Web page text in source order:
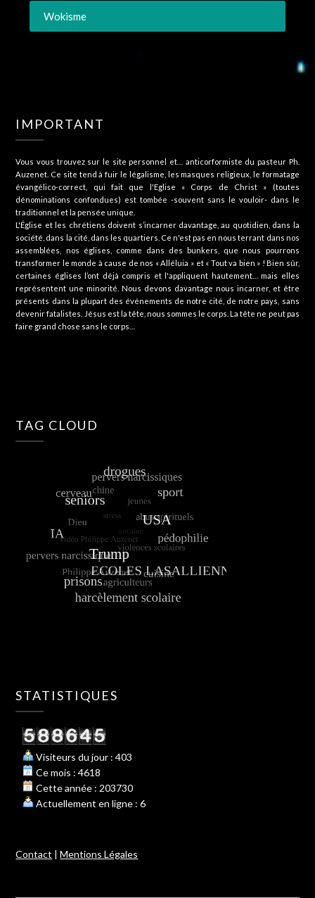
Wokisme
IMPORTANT
Vous vous trouvez sur le site personnel et… anticorformiste du pasteur Ph.
Auzenet. Ce site tend à fuir le légalisme, les masques religieux, le formatage
évangélico-correct, qui fait que l'Eglise « Corps de Christ » (toutes
dénominations confondues) est tombée -souvent sans le vouloir- dans le
traditionnel et la pensée unique.
L'Église et les chrétiens doivent s’incarner davantage, au quotidien, dans la
société, dans la cité, dans les quartiers. Ce n'est pas en nous terrant dans nos
assemblées, nos églises, comme dans des bunkers, que nous pourrons
transformer le monde à cause de nos « Alléluia » et « Tout va bien » ! Bien sûr,
certaines églises l’ont déjà compris et l'appliquent hautement… mais elles
représentent une minorité. Nous devons davantage nous incarner, et être
présents dans la plupart des événements de notre cité, de notre pays, sans
devenir fatalistes. Jésus est la tête, nous sommes le corps. La tête ne peut pas
faire grand chose sans le corps…
TAG CLOUD
STATISTIQUES
Visiteurs du jour : 403
Ce mois : 4618
Cette année : 203730
Actuellement en ligne : 6
Contact |Mentions Légales